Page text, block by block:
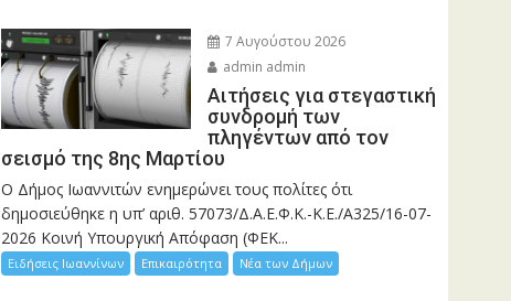
7 Αυγούστου 2026
admin admin
Αιτήσεις για στεγαστική
συνδρομή των
πληγέντων από τον
σεισμό της 8ης Μαρτίου
Ο Δήμος Ιωαννιτών ενημερώνει τους πολίτες ότι
δημοσιεύθηκε η υπ’ αριθ. 57073/Δ.Α.Ε.Φ.Κ.-Κ.Ε./Α325/16-07-
2026 Κοινή Υπουργική Απόφαση (ΦΕΚ...
Ειδήσεις Ιωαννίνων Επικαιρότητα Νέα των Δήμων